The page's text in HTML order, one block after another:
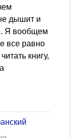
дышит и
Я вообщем
все равно
книгу,